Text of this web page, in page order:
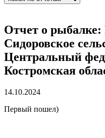
Отчет о
Сидоровское
Центральный
Костромская
14.10.2024
Первый пошел)